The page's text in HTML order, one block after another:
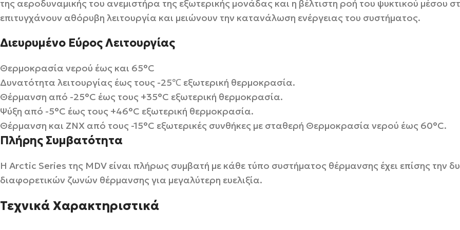
της αεροδυναμικής του ανεμιστήρα της εξωτερικής μονάδας και η βέλτιστη ροή του ψυκτικού μέσου
επιτυγχάνουν αθόρυβη λειτουργία και μειώνουν την κατανάλωση ενέργειας του συστήματος.
Διευρυμένο Εύρος Λειτουργίας
Θερμοκρασία νερού έως και 65°C
Δυνατότητα λειτουργίας έως τους -25℃ εξωτερική θερμοκρασία.
Θέρμανση από -25°C έως τους +35°C εξωτερική θερμοκρασία.
Ψύξη από -5°C έως τους +46°C εξωτερική θερμοκρασία.
Θέρμανση και ΖΝΧ από τους -15°C εξωτερικές συνθήκες με σταθερή Θερμοκρασία νερού έως 60°C.
Πλήρης Συμβατότητα
Η Arctic Series της MDV είναι πλήρως συμβατή με κάθε τύπο συστήματος θέρμανσης έχει επίσης την
διαφορετικών ζωνών θέρμανσης για μεγαλύτερη ευελιξία.
Τεχνικά Χαρακτηριστικά